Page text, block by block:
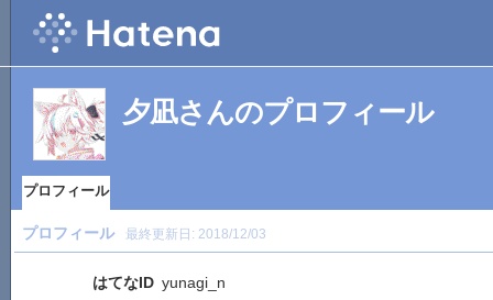
夕凪さんのプロフィール
プロフィール
プロフィール 最終更新日: 2018/12/03
はてなID yunagi_n